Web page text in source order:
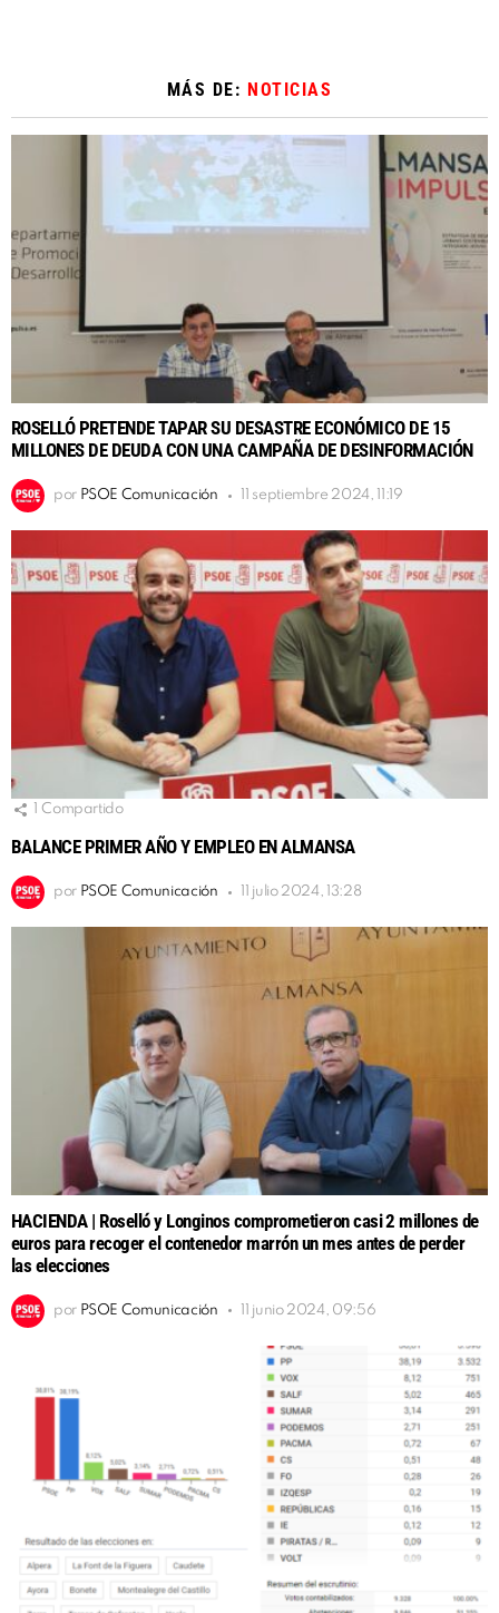
MÁS DE: NOTICIAS
ROSELLÓ PRETENDE TAPAR SU DESASTRE ECONÓMICO DE 15
MILLONES DE DEUDA CON UNA CAMPAÑA DE DESINFORMACIÓN
por PSOE Comunicación 11 septiembre 2024, 11:19
Compartido
BALANCE PRIMER AÑO Y EMPLEO EN ALMANSA
por PSOE Comunicación 11 julio 2024, 13:28
HACIENDA | Roselló y Longinos comprometieron casi 2 millones de
euros para recoger el contenedor marrón un mes antes de perder
las elecciones
por PSOE Comunicación 11 junio 2024, 09:56